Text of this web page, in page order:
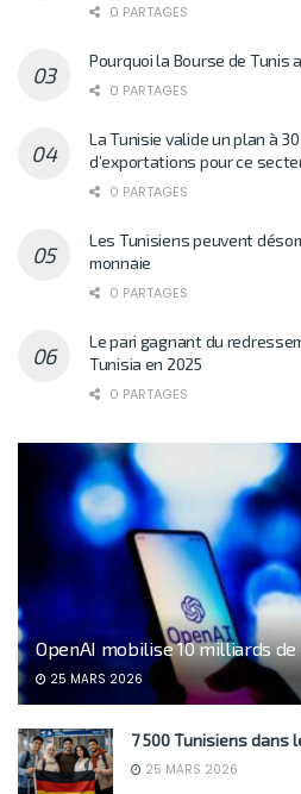
0 PARTAGES
Pourquoi la Bourse de Tunis
0 PARTAGES
La Tunisie valide un plan à
d’exportations pour ce
0 PARTAGES
Les Tunisiens peuvent
monnaie
0 PARTAGES
Le pari gagnant du
Tunisia en 2025
0 PARTAGES
OpenAI mobilise 10 milliards
25 MARS 2026
7 500 Tunisiens
25 MARS 2026